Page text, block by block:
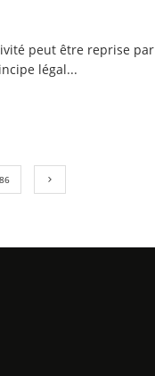
peut être reprise par
légal...